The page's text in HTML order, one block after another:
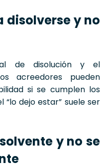
disolverse y no
de disolución y el
acreedores pueden
si se cumplen los
“lo dejo estar” suele ser
y no se